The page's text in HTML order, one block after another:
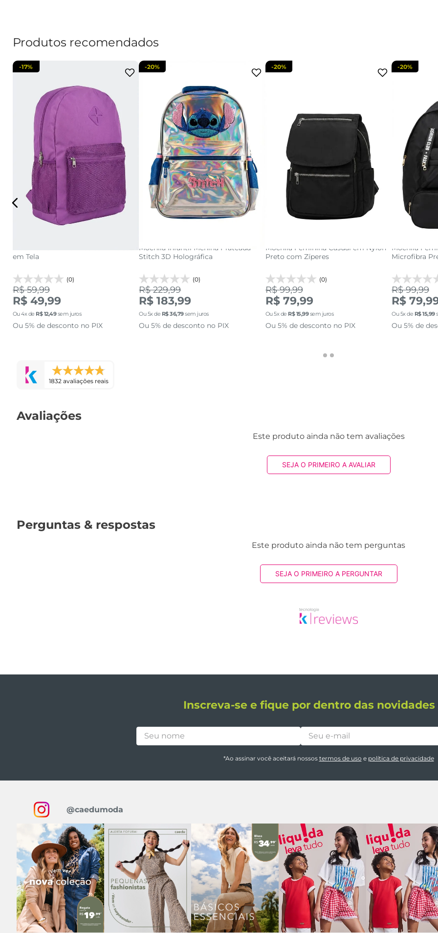
Produtos recomendados
U
em Tela
(0)
-17%
R$ 59,99
R$ 49,99
Ou4x de R$12,49sem juros
Ou 5% de desconto no PIX
U
Mochila Infantil Menina Prateada
Stitch 3D Holográfica
(0)
-20%
R$ 229,99
R$ 183,99
Ou5x de R$36,79sem juros
Ou 5% de desconto no PIX
Mochila Feminina Casual em Nylon
Preto com Zíperes
(0)
-20%
R$ 99,99
R$ 79,99
Ou5x de R$15,99sem juros
Ou 5% de desconto no PIX
Mochila
Microfibra
-20%
R$ 99,99
R$
Ou5x de R$15,99
Ou 5% de
1832 avaliações reais
Avaliações
Este produto ainda não tem avaliações
SEJA O PRIMEIRO A AVALIAR
Perguntas & respostas
Este produto ainda não tem perguntas
SEJA O PRIMEIRO A PERGUNTAR
Inscreva-se e fique por dentro das novidades
*Ao assinar você aceitará nossos termos de uso e política de privacidade
@caedumoda